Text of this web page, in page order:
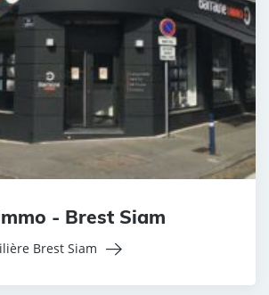
- Brest Siam
Brest Siam